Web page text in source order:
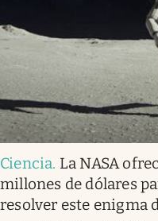
Ciencia. La NASA
millones de dólares
resolver este enigma